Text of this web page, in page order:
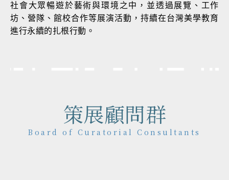
社會大眾暢遊於藝術與環境之中，並透過展覽、工作
坊、營隊、館校合作等展演活動，持續在台灣美學教育
進行永續的扎根行動。
策展顧問群
Board of Curatorial Consultants